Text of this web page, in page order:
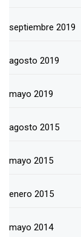
septiembre 2019
agosto 2019
mayo 2019
agosto 2015
mayo 2015
enero 2015
mayo 2014